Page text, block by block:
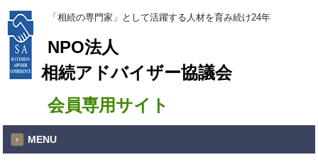
「相続の専門家」として活躍する人材を育み続け24年
NPO法人
相続アドバイザー協議会
会員専用サイト
MENU